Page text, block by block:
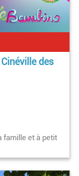
des
famille et à petit